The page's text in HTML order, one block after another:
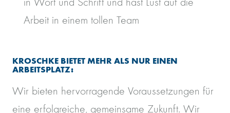
in Wort und Schrift und hast Lust auf die
Arbeit in einem tollen Team
KROSCHKE BIETET MEHR ALS NUR EINEN
ARBEITSPLATZ:
Wir bieten hervorragende Voraussetzungen für
eine erfolgreiche, gemeinsame Zukunft. Wir